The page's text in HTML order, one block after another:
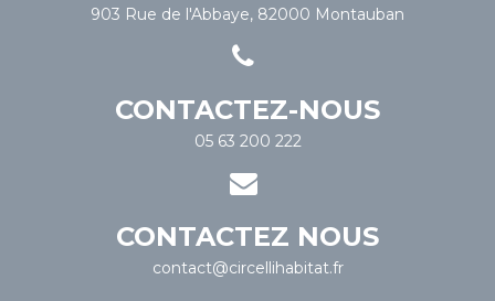
903 Rue de l'Abbaye, 82000 Montauban
CONTACTEZ-NOUS
05 63 200 222
CONTACTEZ NOUS
contact@circellihabitat.fr